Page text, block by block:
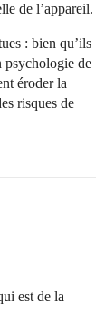
de l’appareil.
: bien qu’ils
psychologie de
éroder la
risques de
est de la